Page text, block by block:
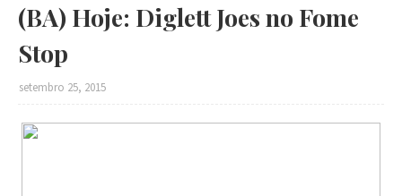
(BA) Hoje: Diglett Joes no Fome
Stop
setembro 25, 2015